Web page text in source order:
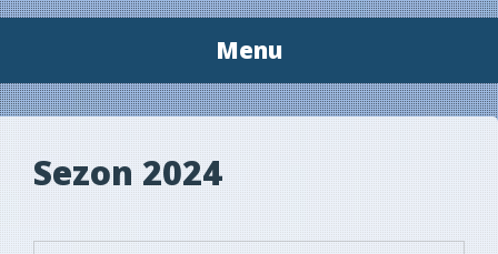
Menu
Przeskocz
do
Sezon 2024